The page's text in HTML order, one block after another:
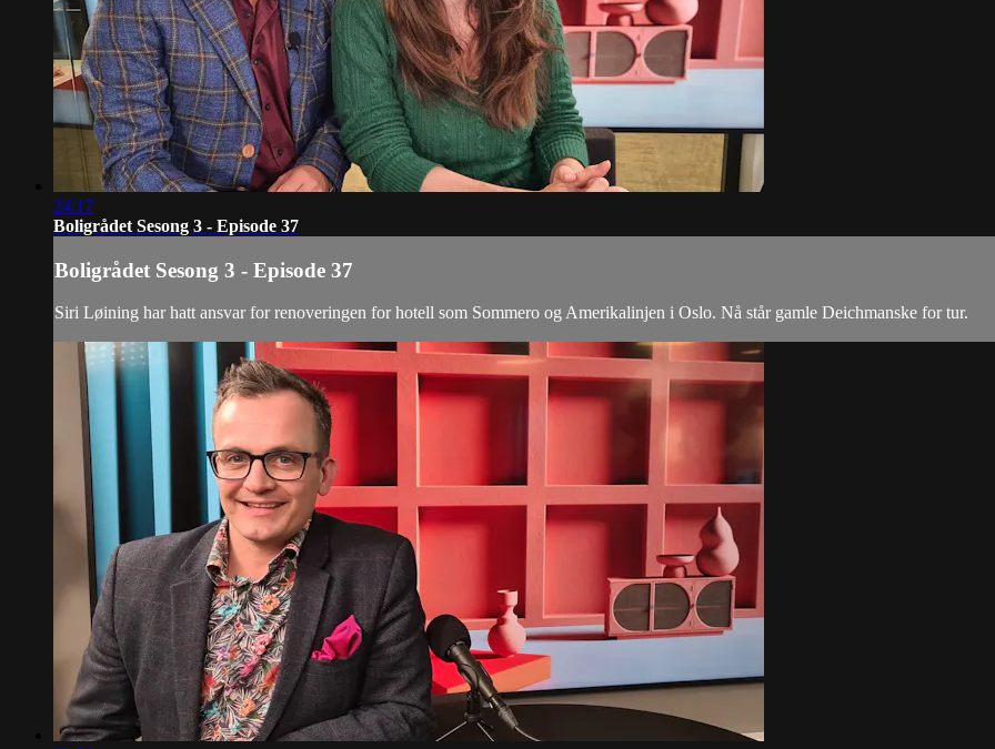
24:17
Boligrådet Sesong 3 - Episode 37
Boligrådet Sesong 3 - Episode 37
Siri Løining har hatt ansvar for renoveringen for hotell som Sommero og Amerikalinjen i Oslo. Nå står gamle Deichmanske for tur.